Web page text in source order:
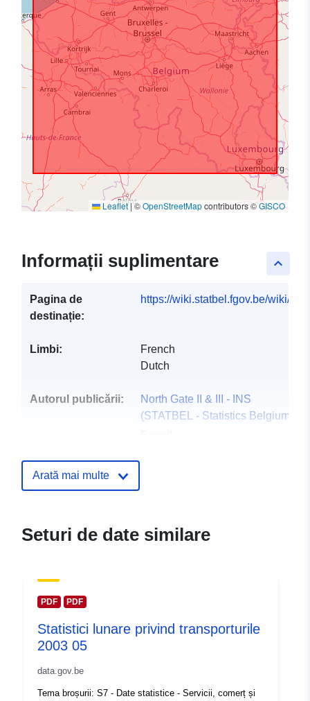
Leaflet|©OpenStreetMapcontributors ©GISCO
keyboard_arrow_up
Informații suplimentare
Pagina de
destinație:
https://wiki.statbel.fgov.be/wiki/
Limbi:
French
Dutch
Autorul publicării:
North Gate II & III - INS
(STATBEL - Statistics Belgium)
contact:
Statistik - Statistics Belgium)
https://statbel.fgov.be/en
Arată mai multe
Seturi de date similare
PDF PDF
Statistici lunare privind transporturile
2003 05
data.gov.be
Tema broșurii: S7 - Date statistice - Servicii, comerț și